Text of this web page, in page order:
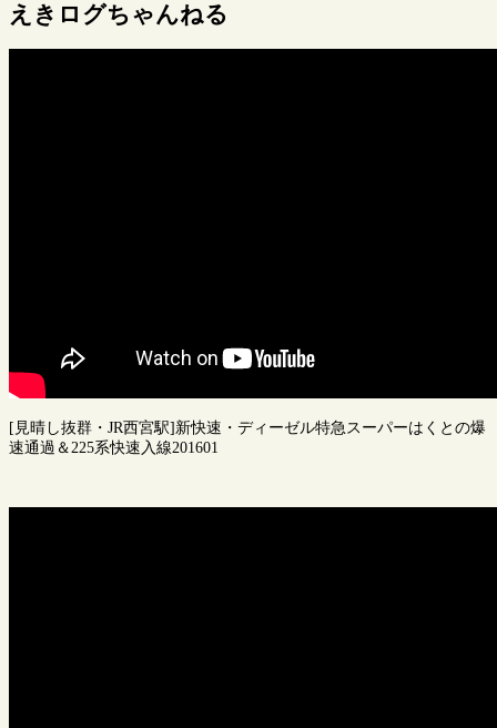
えきログちゃんねる
[見晴し抜群・JR西宮駅]新快速・ディーゼル特急スーパーはくとの爆
速通過＆225系快速入線201601